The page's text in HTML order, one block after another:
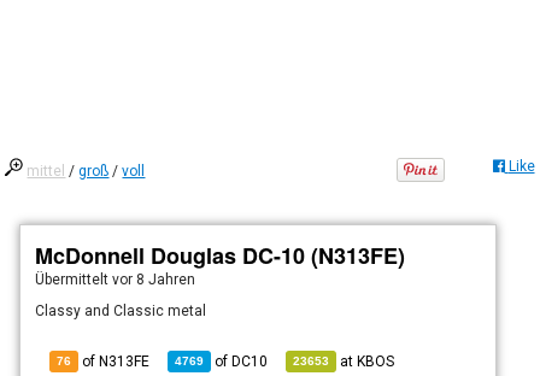
mittel /groß /voll Like
McDonnell Douglas DC-10 (N313FE)
Übermitteltvor 8 Jahren
Classy and Classic metal
76 of N313FE 4769 ofDC10 23653 atKBOS